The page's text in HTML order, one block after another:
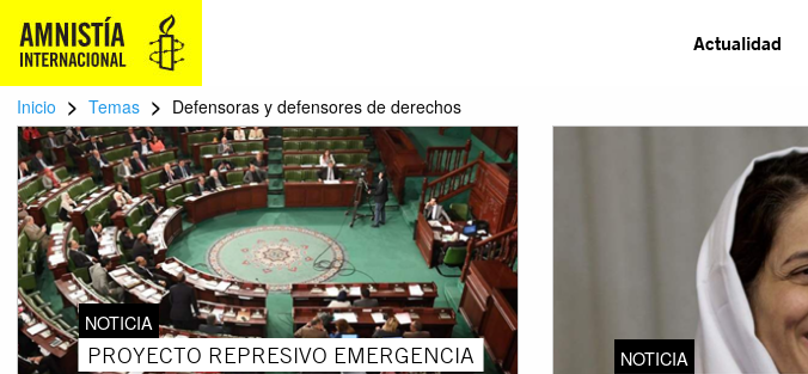
Actualidad
Inicio > Temas > Defensoras y defensores de derechos
NOTICIA
PROYECTO REPRESIVO EMERGENCIA
NOTICIA